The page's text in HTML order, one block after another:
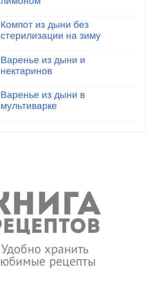
Компот из дыни без
стерилизации на зиму
Варенье из дыни и
нектаринов
Варенье из дыни в
мультиварке